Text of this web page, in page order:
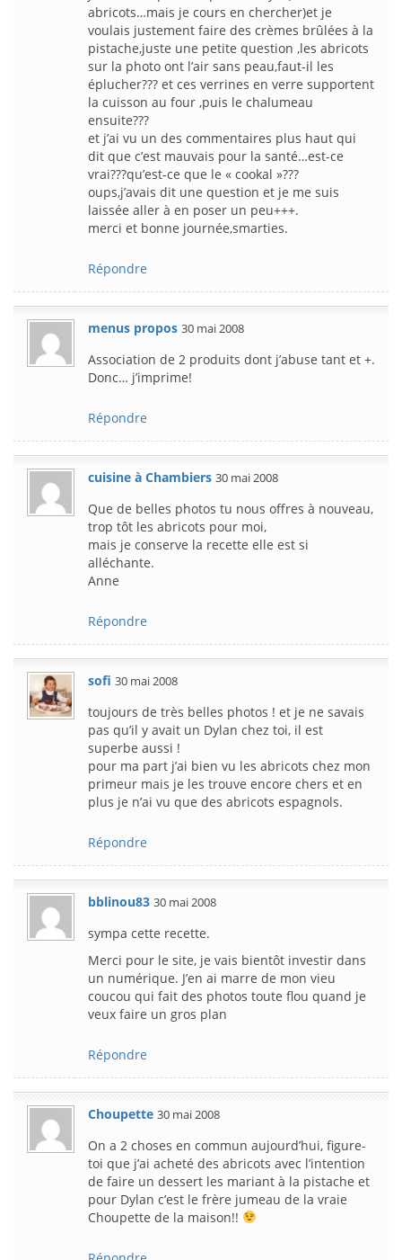
abricots…mais je cours en chercher)et je
voulais justement faire des crèmes brûlées à la
pistache,juste une petite question ,les abricots
sur la photo ont l’air sans peau,faut-il les
éplucher??? et ces verrines en verre supportent
la cuisson au four ,puis le chalumeau
ensuite???
et j’ai vu un des commentaires plus haut qui
dit que c’est mauvais pour la santé…est-ce
vrai???qu’est-ce que le « cookal »???
oups,j’avais dit une question et je me suis
laissée aller à en poser un peu+++.
merci et bonne journée,smarties.
Répondre
menus propos 30 mai 2008
Association de 2 produits dont j’abuse tant et +.
Donc… j’imprime!
Répondre
cuisine à Chambiers 30 mai 2008
Que de belles photos tu nous offres à nouveau,
trop tôt les abricots pour moi,
mais je conserve la recette elle est si
alléchante.
Anne
Répondre
sofi 30 mai 2008
toujours de très belles photos ! et je ne savais
pas qu’il y avait un Dylan chez toi, il est
superbe aussi !
pour ma part j’ai bien vu les abricots chez mon
primeur mais je les trouve encore chers et en
plus je n’ai vu que des abricots espagnols.
Répondre
bblinou83 30 mai 2008
sympa cette recette.
Merci pour le site, je vais bientôt investir dans
un numérique. J’en ai marre de mon vieu
coucou qui fait des photos toute flou quand je
veux faire un gros plan
Répondre
Choupette 30 mai 2008
On a 2 choses en commun aujourd’hui, figure-
toi que j’ai acheté des abricots avec l’intention
de faire un dessert les mariant à la pistache et
pour Dylan c’est le frère jumeau de la vraie
Choupette de la maison!!